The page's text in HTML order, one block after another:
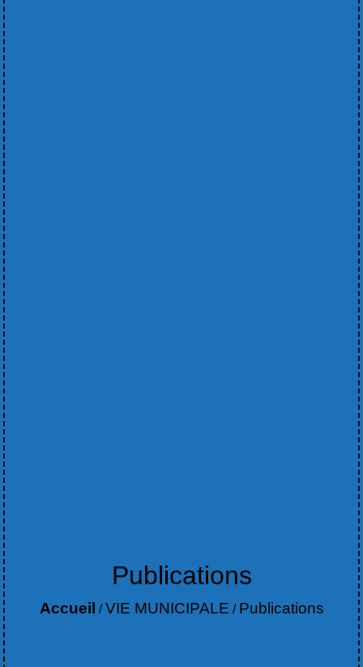
Publications
Accueil /VIE MUNICIPALE / Publications